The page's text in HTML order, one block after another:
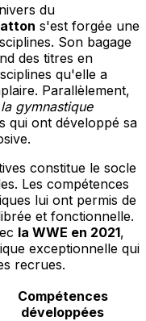
du
s'est forgée une
Son bagage
des titres en
qu'elle a
Parallèlement,
gymnastique
qui ont développé sa
constitue le socle
Les compétences
lui ont permis de
et fonctionnelle.
la WWE en 2021,
exceptionnelle qui
recrues.
Compétences
développées